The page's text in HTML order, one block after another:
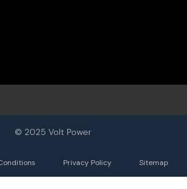
© 2025 Volt Power
Privacy Policy Sitemap